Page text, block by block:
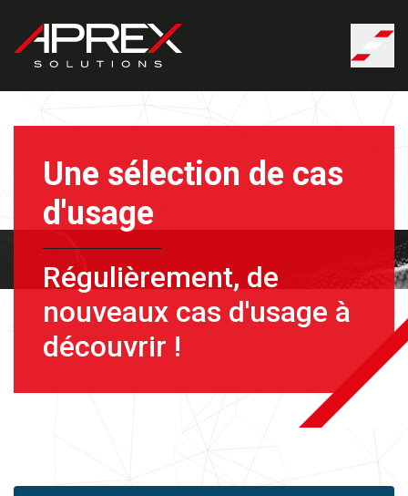
Une sélection de cas
d'usage
Régulièrement, de
nouveaux cas d'usage à
découvrir !